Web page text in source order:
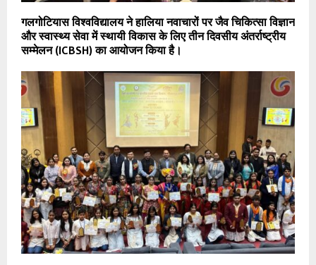
गलगोटियास विश्वविद्यालय ने हालिया नवाचारों पर जैव चिकित्सा विज्ञान
और स्वास्थ्य सेवा में स्थायी विकास के लिए तीन दिवसीय अंतर्राष्ट्रीय
सम्मेलन (ICBSH) का आयोजन किया है।